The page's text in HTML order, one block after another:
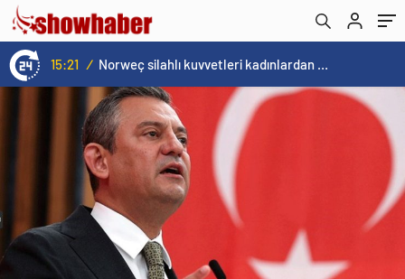
15:21 / Norweç silahlı kuvvetleri kadınlardan oluşan özel kuvvetler eğitimlerini başlattı.